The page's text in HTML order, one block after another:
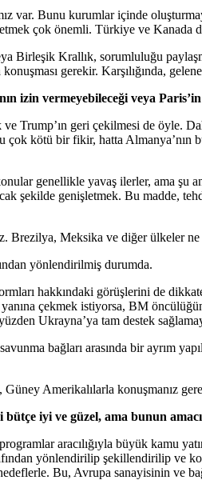
var. Bunu kurumlar içinde
çok önemli. Türkiye ve Kanada
Krallık, sorumluluğu
gerekir. Karşılığında,
izin vermeyebileceği veya
Trump’ın geri çekilmesi de öyle.
çok kötü bir fikir, hatta Almanya’nın
genellikle yavaş ilerler, ama
şekilde genişletmek. Bu madde,
Brezilya, Meksika ve diğer ülkeler
yönlendirilmiş durumda.
hakkındaki görüşlerini de
çekmek istiyorsa, BM
Ukrayna’ya tam destek
bağları arasında bir ayrım
Amerikalılarla konuşmanız
iyi ve güzel, ama bunun
aracılığıyla büyük kamu
yönlendirilip şekillendirilip ve
Bu, Avrupa sanayisinin ve